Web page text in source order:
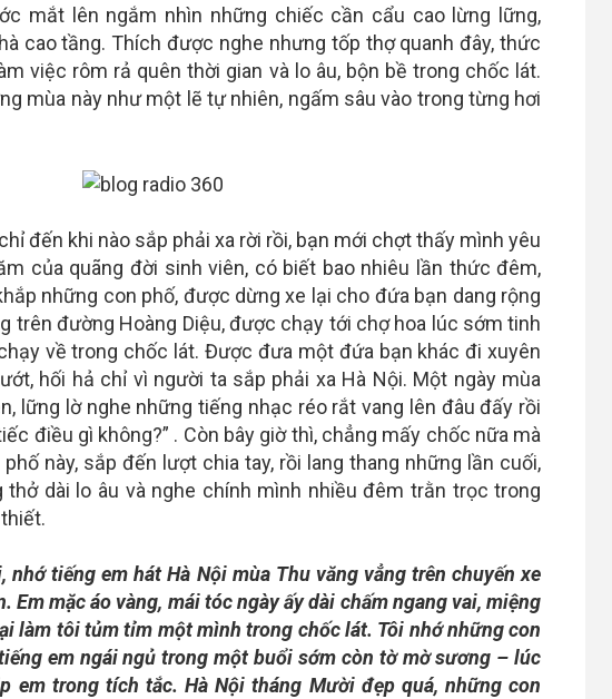
mắt lên ngắm nhìn những chiếc cần cẩu cao lừng lững,
cao tầng. Thích được nghe nhưng tốp thợ quanh đây, thức
việc rôm rả quên thời gian và lo âu, bộn bề trong chốc lát.
mùa này như một lẽ tự nhiên, ngấm sâu vào trong từng hơi
đến khi nào sắp phải xa rời rồi, bạn mới chợt thấy mình yêu
của quãng đời sinh viên, có biết bao nhiêu lần thức đêm,
những con phố, được dừng xe lại cho đứa bạn dang rộng
trên đường Hoàng Diệu, được chạy tới chợ hoa lúc sớm tinh
về trong chốc lát. Được đưa một đứa bạn khác đi xuyên
hối hả chỉ vì người ta sắp phải xa Hà Nội. Một ngày mùa
lững lờ nghe những tiếng nhạc réo rắt vang lên đâu đấy rồi
điều gì không?” . Còn bây giờ thì, chẳng mấy chốc nữa mà
này, sắp đến lượt chia tay, rồi lang thang những lần cuối,
thở dài lo âu và nghe chính mình nhiều đêm trằn trọc trong
nhớ tiếng em hát Hà Nội mùa Thu văng vẳng trên chuyến xe
Em mặc áo vàng, mái tóc ngày ấy dài chấm ngang vai, miệng
làm tôi tủm tỉm một mình trong chốc lát. Tôi nhớ những con
em ngái ngủ trong một buổi sớm còn tờ mờ sương – lúc
em trong tích tắc. Hà Nội tháng Mười đẹp quá, những con